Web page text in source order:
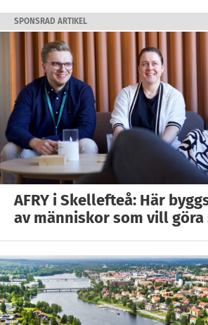
SPONSRAD ARTIKEL
AFRY i Skellefteå: Här
av människor som vill